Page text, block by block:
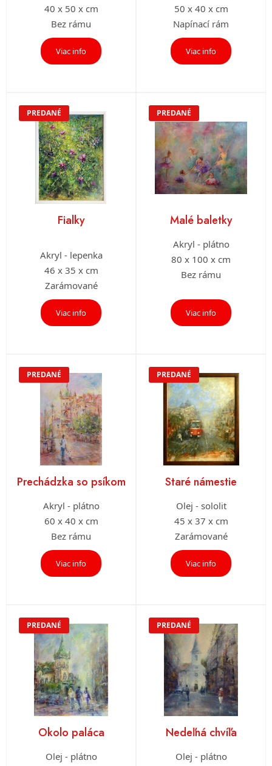
40 x 50 x cm
Bez rámu
Viac info
50 x 40 x cm
Napínací rám
Viac info
PREDANÉ
Fialky
Akryl - lepenka
46 x 35 x cm
Zarámované
Viac info
PREDANÉ
Malé baletky
Akryl - plátno
80 x 100 x cm
Bez rámu
Viac info
PREDANÉ
Prechádzka so psíkom
Akryl - plátno
60 x 40 x cm
Bez rámu
Viac info
PREDANÉ
Staré námestie
Olej - sololit
45 x 37 x cm
Zarámované
Viac info
PREDANÉ
Okolo paláca
Olej - plátno
PREDANÉ
Nedeľná chvíľa
Olej - plátno